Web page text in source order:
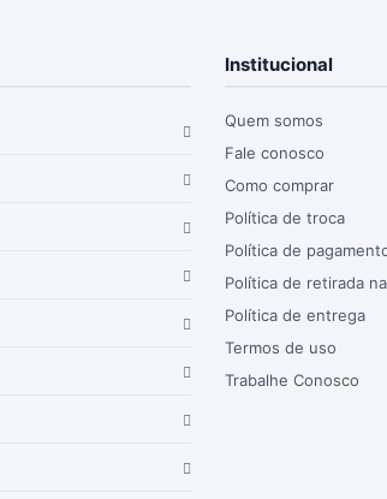
Institucional
Quem somos
Fale conosco
Como comprar
Política de troca
Política de
Política de retirada
Política de entrega
Termos de uso
Trabalhe Conosco